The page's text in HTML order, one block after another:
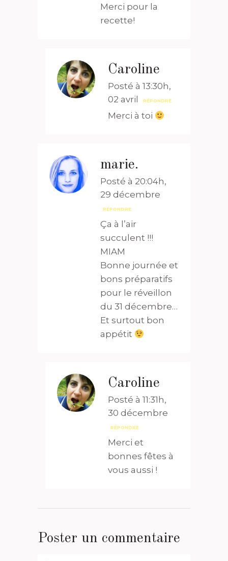
Merci pour la
recette!
Caroline
Posté à 13:30h,
02 avril
RÉPONDRE
Merci à toi
marie.
Posté à 20:04h,
29 décembre
RÉPONDRE
Ça à l’air
succulent !!!
MIAM
Bonne journée et
bons préparatifs
pour le réveillon
du 31 décembre…
Et surtout bon
appétit
Caroline
Posté à 11:31h,
30 décembre
RÉPONDRE
Merci et
bonnes fêtes à
vous aussi !
Poster un commentaire